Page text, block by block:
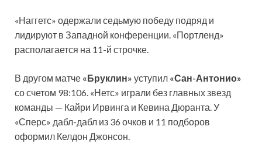
«Наггетс» одержали седьмую победу подряд и
лидируют в Западной конференции. «Портленд»
располагается на 11-й строчке.
В другом матче «Бруклин» уступил «Сан-Антонио»
со счетом 98:106. «Нетс» играли без главных звезд
команды — Кайри Ирвинга и Кевина Дюранта. У
«Сперс» дабл-дабл из 36 очков и 11 подборов
оформил Келдон Джонсон.